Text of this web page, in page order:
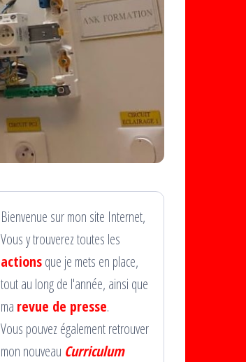
Bienvenue sur mon site Internet,
Vous y trouverez toutes les
actionsque je mets en place,
tout au long de l'année, ainsi que
ma revue de presse.
Vous pouvez également retrouver
mon nouveau Curriculum